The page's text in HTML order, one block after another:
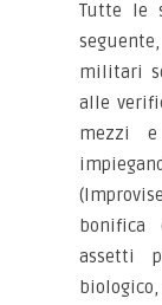
Tutte le
militari
alle
mezzi
bonifica
assetti